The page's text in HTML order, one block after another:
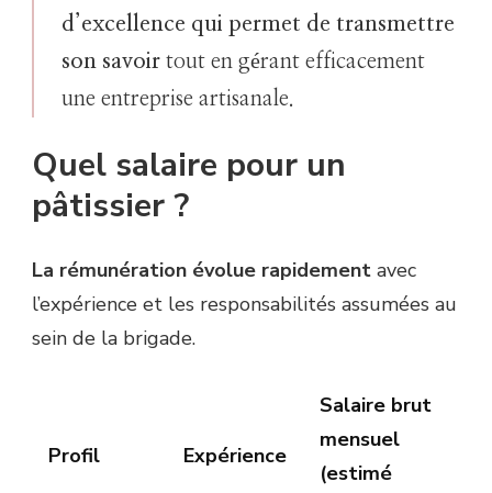
d’excellence qui permet de transmettre
son savoir tout en gérant efficacement
une entreprise artisanale.
Quel salaire pour un
pâtissier ?
La rémunération évolue rapidement avec
l’expérience et les responsabilités assumées au
sein de la brigade.
Profil Expérience
Salaire brut
mensuel
(estimé